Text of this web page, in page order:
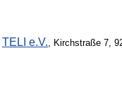
TELI e.V., Kirchstraße 7,